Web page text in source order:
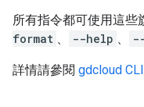
所有指令都可使用這些
format 、 --help 、
詳情請參閱 gdcloud